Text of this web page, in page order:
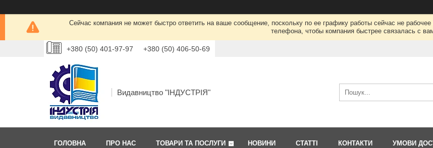
Сейчас компания не может быстро ответить на ваше сообщение, поскольку по ее графику работы сейчас не
телефона, чтобы компания быстрее связалась с
+380 (50) 401-97-97 +380 (50) 406-50-69
Видавництво "ІНДУСТРІЯ"
ГОЛОВНА ПРО НАС ТОВАРИ ТА ПОСЛУГИ НОВИНИ СТАТТІ КОНТАКТИ УМОВИ